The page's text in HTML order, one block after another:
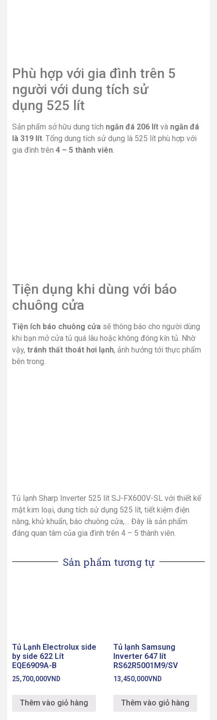
Phù hợp với gia đình trên 5
người với dung tích sử
dụng 525 lít
Sản phẩm sở hữu dung tích ngăn đá 206 lít và ngăn đá
là 319 lít. Tổng dung tích sử dụng là 525 lít phù hợp với
gia đình trên 4 – 5 thành viên.
Tiện dụng khi dùng với báo
chuông cửa
Tiện ích báo chuông cửa sẽ thông báo cho người dùng
khi bạn mở cửa tủ quá lâu hoặc không đóng kín tủ. Nhờ
vậy, tránh thất thoát hơi lạnh, ảnh hưởng tới thực phẩm
bên trong.
Tủ lạnh Sharp Inverter 525 lít SJ-FX600V-SL với thiết kế
mặt kim loại, dung tích sử dụng 525 lít, tiết kiệm điện
năng, khử khuẩn, báo chuông cửa,… Đây là sản phẩm
đáng quan tâm của gia đình trên 4 – 5 thành viên.
Sản phẩm tương tự
Tủ Lạnh Electrolux side
by side 622 Lít
EQE6909A-B
25,700,000VND
Thêm vào giỏ hàng
Tủ lạnh Samsung
Inverter 647 lít
RS62R5001M9/SV
13,450,000VND
Thêm vào giỏ hàng